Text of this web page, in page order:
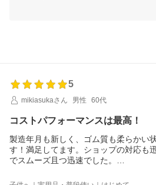
今後ともお客様に満足頂けるような対応
5
mikiasukaさん
男性 60代
コストパフォーマンスは最高！
製造年月も新しく、ゴム質も柔らかい
す！満足してます。ショップの対応も
でスムーズ且つ迅速でした。